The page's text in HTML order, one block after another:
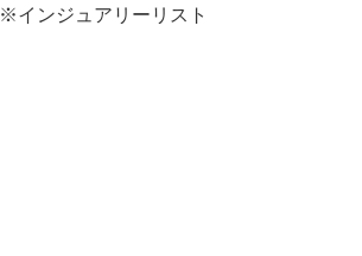
※インジュアリーリスト